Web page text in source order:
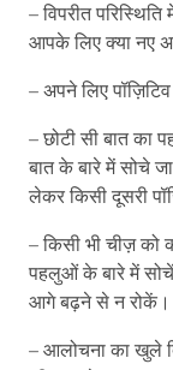
– विपरीत
आपके लिए क्या नए
– अपने लिए
– छोटी सी बात का
बात के बारे में सोचे
लेकर किसी दूसरी
– किसी भी चीज़ को
पहलुओं के बारे में
आगे बढ़ने से न रोकें।
– आलोचना का खुले